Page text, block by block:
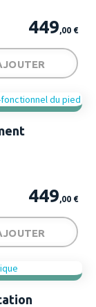
449,00 €
449,00 €